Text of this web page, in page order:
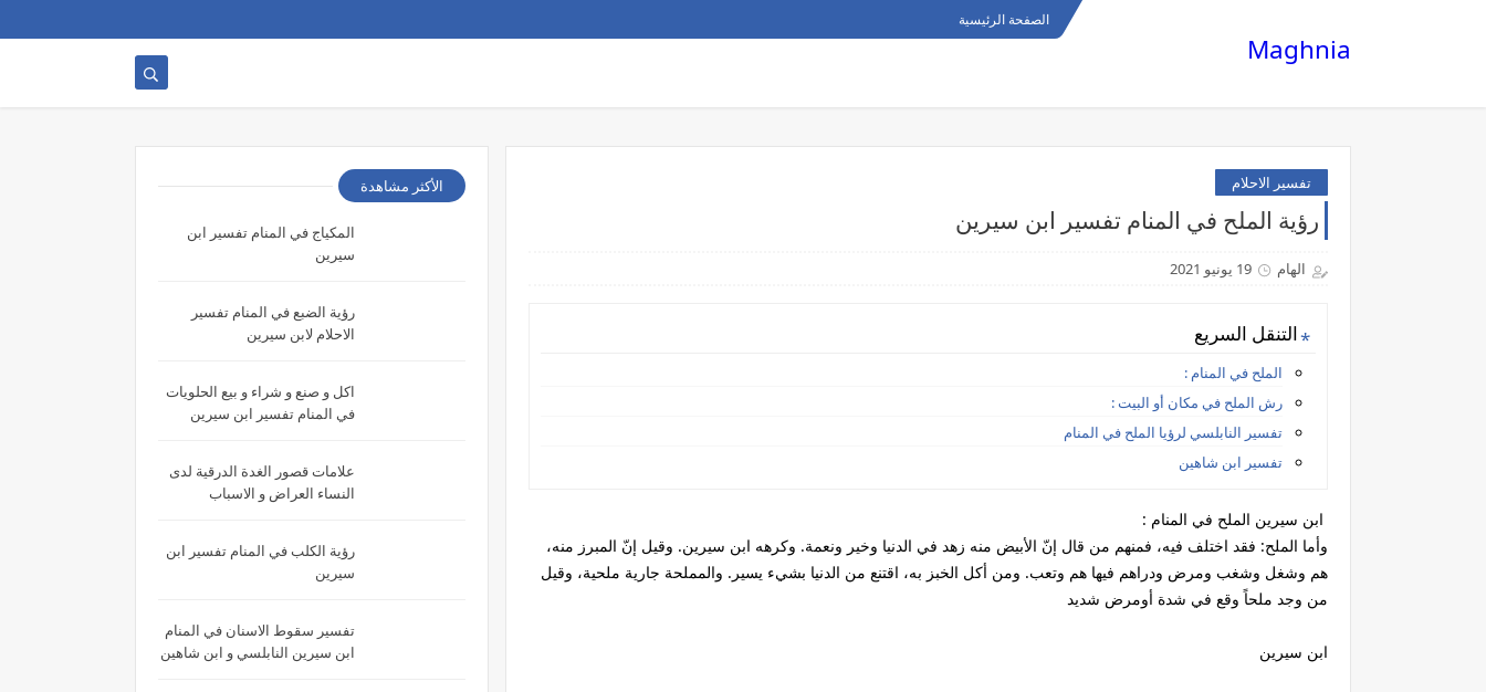
الصفحة الرئيسية
Maghnia
تفسير الاحلام
رؤية الملح في المنام تفسير ابن سيرين
الهام 19 يونيو 2021
التنقل السريع
الملح في المنام :
رش الملح في مكان أو البيت :
تفسير النابلسي لرؤيا الملح في المنام
تفسير ابن شاهين
ابن سيرين الملح في المنام :
وأما الملح: فقد اختلف فيه، فمنهم من قال إنّ الأبيض منه زهد في الدنيا وخير ونعمة. وكرهه ابن سيرين. وقيل إنّ المبرز منه،
هم وشغل وشغب ومرض ودراهم فيها هم وتعب. ومن أكل الخبز به، اقتنع من الدنيا بشيء يسير. والمملحة جارية ملحية، وقيل
من وجد ملحاً وقع في شدة أومرض شديد
ابن سيرين
الأكثر مشاهدة
المكياج في المنام تفسير ابن
سيرين
رؤية الضبع في المنام تفسير
الاحلام لابن سيرين
اكل و صنع و شراء و بيع الحلويات
في المنام تفسير ابن سيرين
علامات قصور الغدة الدرقية لدى
النساء العراض و الاسباب
رؤية الكلب في المنام تفسير ابن
سيرين
تفسير سقوط الاسنان في المنام
ابن سيرين النابلسي و ابن شاهين